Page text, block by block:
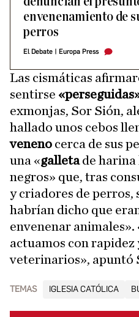
envenenamiento de
perros
El Debate Europa Press
Las cismáticas
sentirse
exmonjas, Sor Sión,
hallado unos cebos
veneno cerca de sus
una «galletade
negros» que, tras
y criadores de perros,
habrían dicho que
envenenar animales».
actuamos con rapidez
veterinarios», apuntó
TEMAS IGLESIA CATÓLICA